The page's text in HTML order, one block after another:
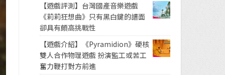
【遊戲評測】台灣國產音樂遊戲
《莉莉狂想曲》只有黑白鍵的譜面
卻具有頗高挑戰性
【遊戲介紹】《Pyramidion》硬核
雙人合作物理遊戲 扮演監工或苦工
奮力鞭打對方前進